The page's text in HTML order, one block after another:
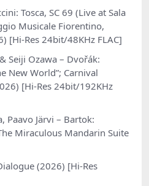
Tosca, SC 69 (Live at Sala
Musicale Fiorentino,
[Hi-Res 24bit/48KHz FLAC]
Seiji Ozawa – Dvořák:
New World”; Carnival
[Hi-Res 24bit/192KHz
Paavo Järvi – Bartok:
Miraculous Mandarin Suite
(2026) [Hi-Res